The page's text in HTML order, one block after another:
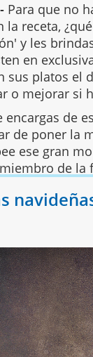
Para que no
receta,
y les
en
sus platos el
o mejorar si
encargas de
de poner la
ese gran
de la